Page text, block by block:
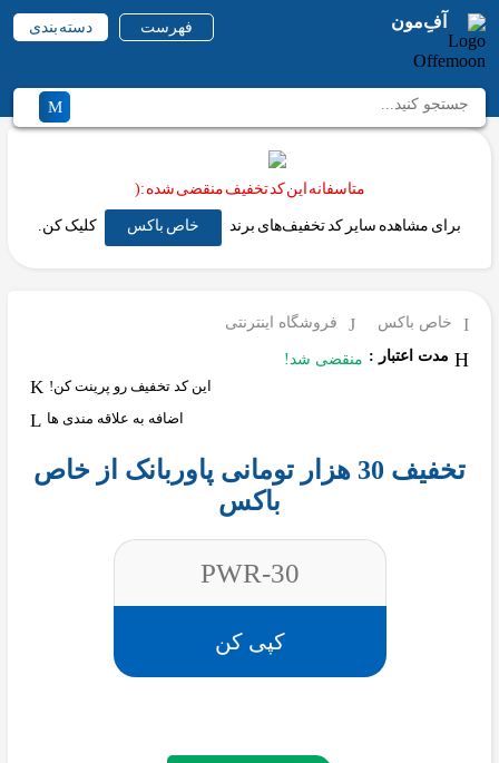
آفِ‌مون فهرست دسته بندی
متاسفانه این کد تخفیف منقضی شده :(
برای مشاهده سایر کد تخفیف‌های برند خاص باکس کلیک کن.
خاص باکس
فروشگاه اینترنتی
مدت اعتبار : منقضی شد!
این کد تخفیف رو پرینت کن!
اضافه به علاقه مندی ها
تخفیف 30 هزار تومانی پاوربانک از خاص
باکس
PWR-30
کپی کن